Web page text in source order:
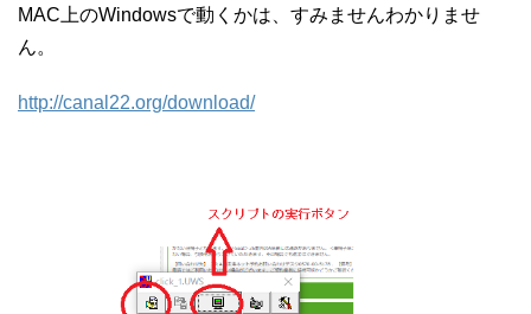
MAC上のWindowsで動くかは、すみませんわかりませ
ん。
http://canal22.org/download/